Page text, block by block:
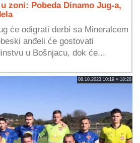
zoni: Pobeda Dinamo Jug-a,
će odigrati derbi sa Mineralcem
anđeli će gostovati
u Bošnjacu, dok će...
08.10.2023 10:19 » 18:28